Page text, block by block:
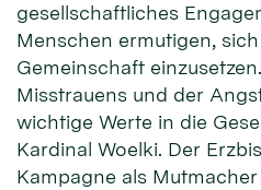
gesellschaftliches
Menschen ermutigen,
Gemeinschaft
Misstrauens und der
wichtige Werte in die
Kardinal Woelki. Der
Kampagne als